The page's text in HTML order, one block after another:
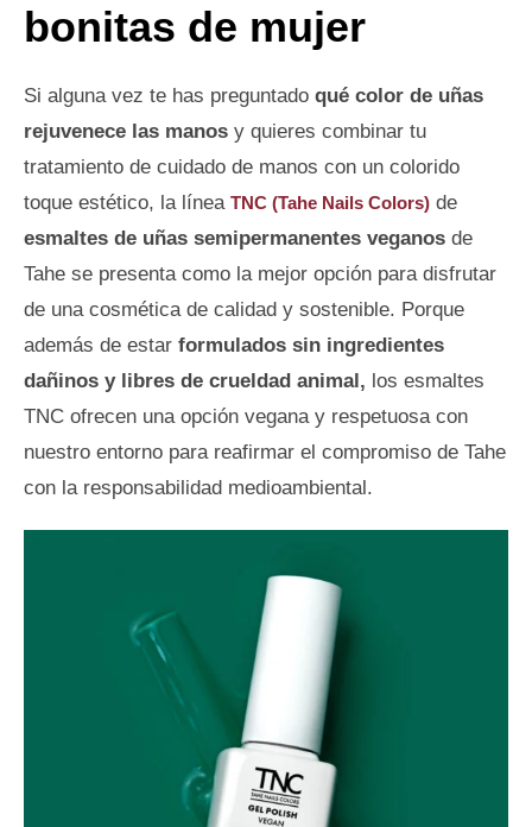
bonitas de mujer
Si alguna vez te has preguntado qué color de uñas
rejuvenece las manos y quieres combinar tu
tratamiento de cuidado de manos con un colorido
toque estético, la línea TNC (Tahe Nails Colors) de
esmaltes de uñas semipermanentes veganos de
Tahe se presenta como la mejor opción para disfrutar
de una cosmética de calidad y sostenible. Porque
además de estar formulados sin ingredientes
dañinos y libres de crueldad animal, los esmaltes
TNC ofrecen una opción vegana y respetuosa con
nuestro entorno para reafirmar el compromiso de Tahe
con la responsabilidad medioambiental.